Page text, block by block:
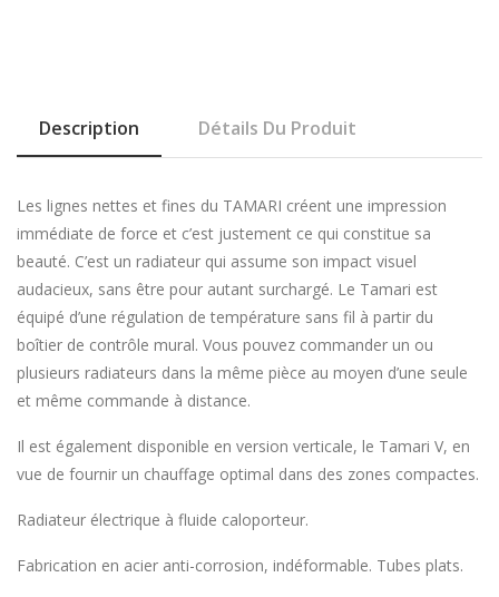
Description Détails Du Produit
Les lignes nettes et fines du TAMARI créent une impression
immédiate de force et c’est justement ce qui constitue sa
beauté. C’est un radiateur qui assume son impact visuel
audacieux, sans être pour autant surchargé. Le Tamari est
équipé d’une régulation de température sans fil à partir du
boîtier de contrôle mural. Vous pouvez commander un ou
plusieurs radiateurs dans la même pièce au moyen d’une seule
et même commande à distance.
Il est également disponible en version verticale, le Tamari V, en
vue de fournir un chauffage optimal dans des zones compactes.
Radiateur électrique à fluide caloporteur.
Fabrication en acier anti-corrosion, indéformable. Tubes plats.